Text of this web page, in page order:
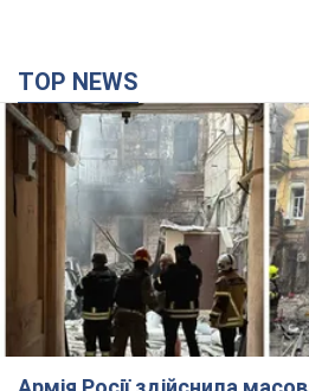
Для терору ворог застосував
годину тому 27,6 т.
Нардепи взяли гроші з
елітних квартир у Києві:
просив кошти та де
Як працює особлива соціальна
користується
4 години тому 49,0 т.